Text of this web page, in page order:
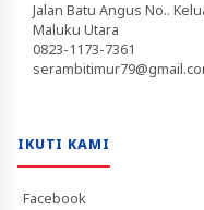
Jalan Batu Angus No..
Maluku Utara
0823-1173-7361
IKUTI KAMI
Facebook